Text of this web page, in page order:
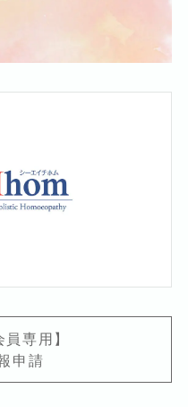
員専用】
申請